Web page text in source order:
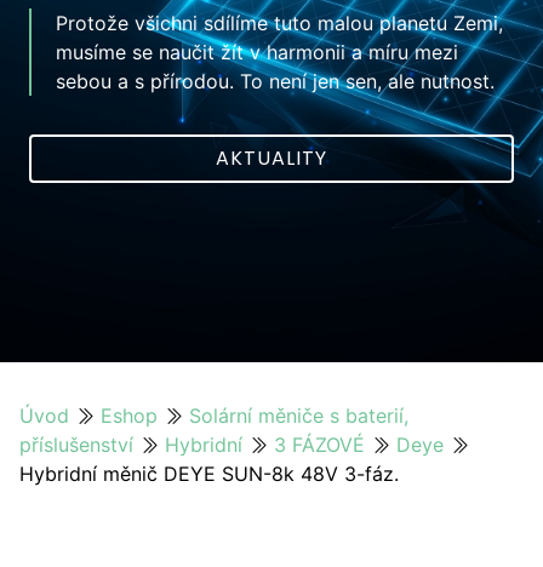
Protože všichni sdílíme tuto malou planetu Zemi,
musíme se naučit žít v harmonii a míru mezi
sebou a s přírodou. To není jen sen, ale nutnost.
AKTUALITY
Úvod Eshop
Solární měniče s baterií,
příslušenství
Hybridní 3 FÁZOVÉ
Deye
Hybridní měnič DEYE SUN-8k 48V 3-fáz.